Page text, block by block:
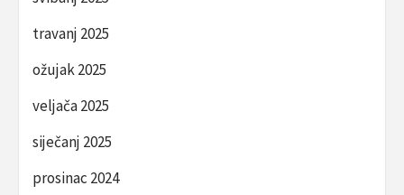
travanj 2025
ožujak 2025
veljača 2025
siječanj 2025
prosinac 2024